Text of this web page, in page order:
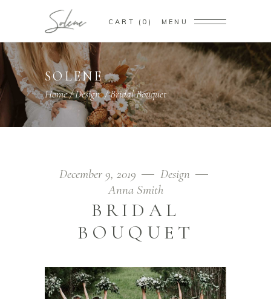
CART 0 MENU
SOLENE
Home/Design/Bridal Bouquet
December 9, 2019
Design
Anna Smith
BRIDAL
BOUQUET